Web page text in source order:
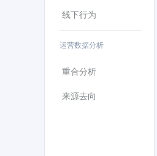
线下行为
运营数据分析
重合分析
来源去向